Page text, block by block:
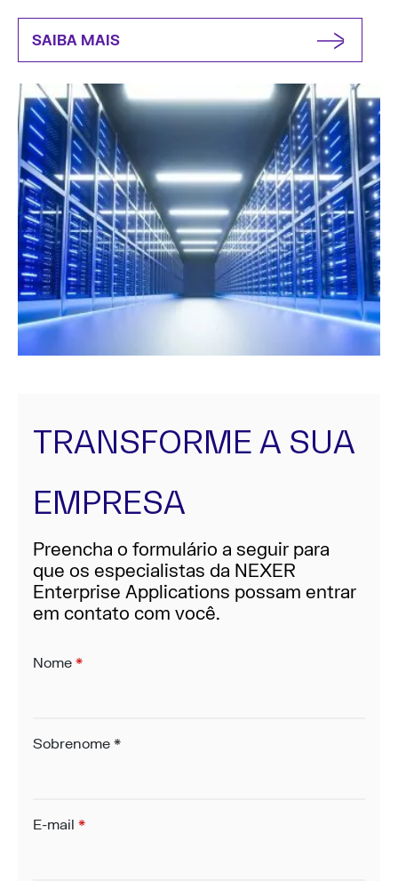
SAIBA MAIS
TRANSFORME A SUA
EMPRESA
Preencha o formulário a seguir para
que os especialistas da NEXER
Enterprise Applications possam entrar
em contato com você.
Nome *
Sobrenome *
E-mail *